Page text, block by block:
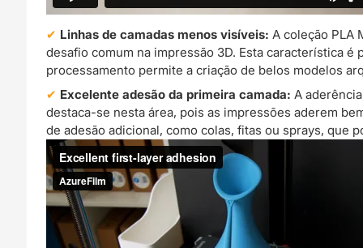
Linhas de camadas menos visíveis: A coleção PLA
desafio comum na impressão 3D. Esta característica
processamento permite a criação de belos modelos
Excelente adesão da primeira camada: A
destaca-se nesta área, pois as impressões aderem
de adesão adicional, como colas, fitas ou sprays, que